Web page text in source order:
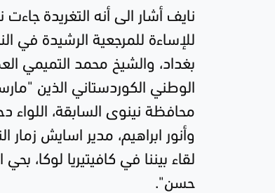
نايف أشار الى أنه التغريدة
للإساءة للمرجعية الرشيدة
بغداد، والشيخ محمد التميمي
الوطني الكوردستاني الذين
محافظة نينوى السابقة، اللواء
وأنور ابراهيم، مدير اسايش
لقاء بيننا في كافيتيريا
حسن".